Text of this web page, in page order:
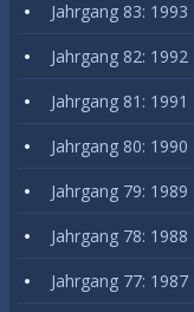
Jahrgang 83: 1993
Jahrgang 82: 1992
Jahrgang 81: 1991
Jahrgang 80: 1990
Jahrgang 79: 1989
Jahrgang 78: 1988
Jahrgang 77: 1987